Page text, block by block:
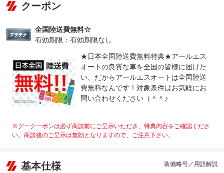
クーポン
全国陸送費無料☆
有効期限：有効期限なし
★日本全国陸送費無料特典★アールエス
オートの良質な車を全国の皆様に届けた
い、だからアールエスオートは全国陸送
費無料なんです！対象条件はお気軽にお
問い合わせください（＾＾♪
※グークーポンは必ず商談前にご呈示いただき、特典内容をご確認くださ
い。商談後のご呈示は無効となりますので、ご注意下さい。
基本仕様 装備略号／用語解説